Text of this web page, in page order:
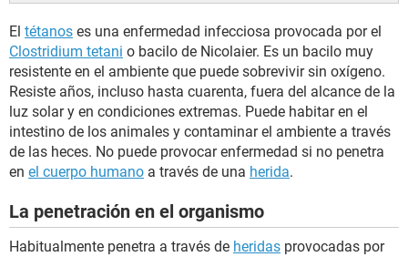
El tétanos es una enfermedad infecciosa provocada por el
Clostridium tetani o bacilo de Nicolaier. Es un bacilo muy
resistente en el ambiente que puede sobrevivir sin oxígeno.
Resiste años, incluso hasta cuarenta, fuera del alcance de la
luz solar y en condiciones extremas. Puede habitar en el
intestino de los animales y contaminar el ambiente a través
de las heces. No puede provocar enfermedad si no penetra
en el cuerpo humano a través de una herida.
La penetración en el organismo
Habitualmente penetra a través de heridas provocadas por